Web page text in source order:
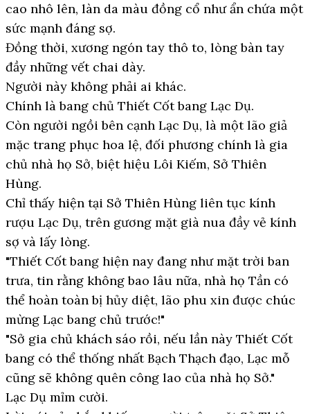
cao nhô lên, làn da màu đồng cổ như ẩn chứa một
sức mạnh đáng sợ.
Đồng thời, xương ngón tay thô to, lòng bàn tay
đầy những vết chai dày.
Người này không phải ai khác.
Chính là bang chủ Thiết Cốt bang Lạc Dụ.
Còn người ngồi bên cạnh Lạc Dụ, là một lão giả
mặc trang phục hoa lệ, đối phương chính là gia
chủ nhà họ Sở, biệt hiệu Lôi Kiếm, Sở Thiên
Hùng.
Chỉ thấy hiện tại Sở Thiên Hùng liên tục kính
rượu Lạc Dụ, trên gương mặt già nua đầy vẻ kính
sợ và lấy lòng.
"Thiết Cốt bang hiện nay đang như mặt trời ban
trưa, tin rằng không bao lâu nữa, nhà họ Tần có
thể hoàn toàn bị hủy diệt, lão phu xin được chúc
mừng Lạc bang chủ trước!"
"Sở gia chủ khách sáo rồi, nếu lần này Thiết Cốt
bang có thể thống nhất Bạch Thạch đạo, Lạc mỗ
cũng sẽ không quên công lao của nhà họ Sở."
Lạc Dụ mỉm cười.